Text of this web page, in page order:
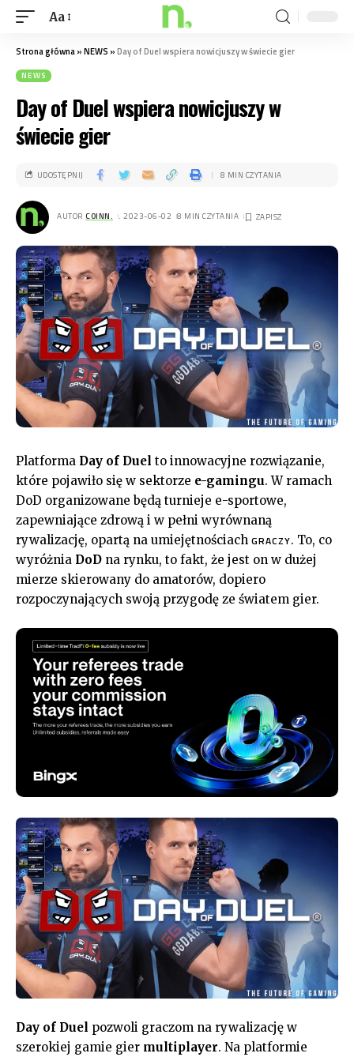
Aa
Strona główna»NEWS »Day of Duel wspiera nowicjuszy w świecie gier
NEWS
Day of Duel wspiera nowicjuszy w
świecie gier
AUTOR COINN. . 2023-06-02 8 MIN CZYTANIA
UDOSTĘPNIJ 8 MIN CZYTANIA
Platforma Day of Duel to innowacyjne rozwiązanie,
które pojawiło się w sektorze e-gamingu. W ramach
DoD organizowane będą turnieje e-sportowe,
zapewniające zdrową i w pełni wyrównaną
rywalizację, opartą na umiejętnościach GRACZY. To, co
wyróżnia DoD na rynku, to fakt, że jest on w dużej
mierze skierowany do amatorów, dopiero
rozpoczynających swoją przygodę ze światem gier.
Day of Duel pozwoli graczom na rywalizację w
szerokiej gamie gier multiplayer. Na platformie